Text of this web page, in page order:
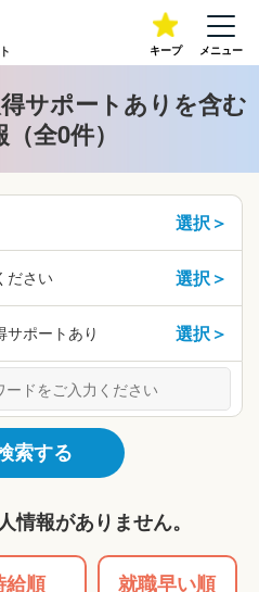
キープ メニュー
得サポートありを含む
全0件）
選択＞
ださい 選択＞
サポートあり 選択＞
索する
情報がありません。
給順 就職早い順